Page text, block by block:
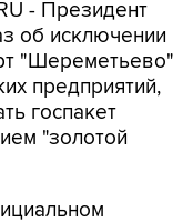
"Шереметьево"
предприятий,
госпакет
"золотой
должно